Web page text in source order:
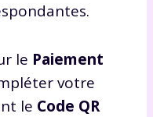
le Paiement
votre
le Code QR